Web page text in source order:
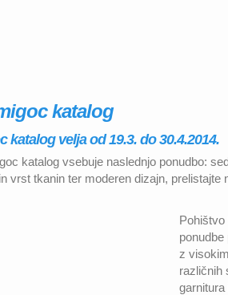
katalog
katalog velja od 19.3. do 30.4.2014.
katalog vsebuje naslednjo ponudbo:
vrst tkanin ter moderen dizajn,
Pohištvo
z
različnih